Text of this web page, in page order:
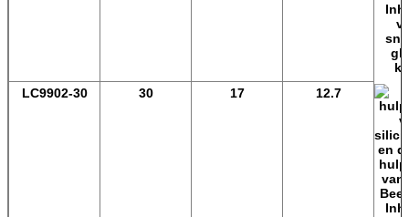
LC9902-30 30 17 12.7